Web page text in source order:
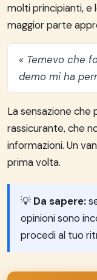
molti principianti, e
maggior parte
« Temevo che
demo mi ha
La sensazione
rassicurante, che
informazioni. Un
prima volta.
💡 Da sapere:
opinioni sono
procedi al tuo